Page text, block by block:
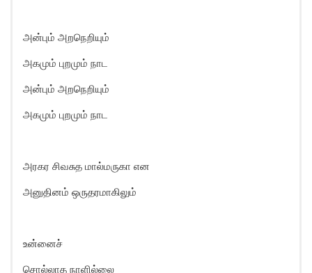
அன்பும் அறநெறியும்
அகமும் புறமும் நாட
அன்பும் அறநெறியும்
அகமும் புறமும் நாட
அரகர சிவசுத மால்மருகா என
அனுதினம் ஒருதரமாகிலும்
உன்னைச்
சொல்லாத நாளில்லை